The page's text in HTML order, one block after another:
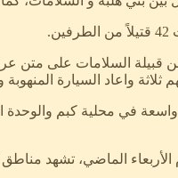
السلامات على متن عربة
واعاد السيارة
في محلية كبم والوحدة
الأربعاء الماضي، تشهد